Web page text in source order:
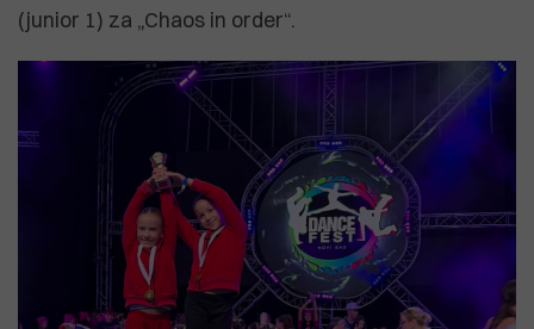
(junior 1) za „Chaos in order“.